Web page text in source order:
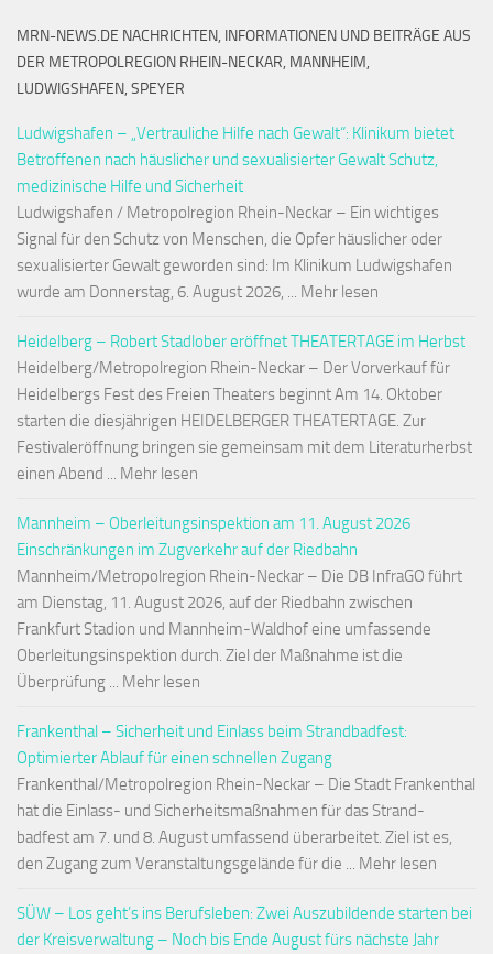
MRN-NEWS.DE NACHRICHTEN, INFORMATIONEN UND BEITRÄGE AUS
DER METROPOLREGION RHEIN-NECKAR, MANNHEIM,
LUDWIGSHAFEN, SPEYER
Ludwigshafen – „Vertrauliche Hilfe nach Gewalt“: Klinikum bietet
Betroffenen nach häuslicher und sexualisierter Gewalt Schutz,
medizinische Hilfe und Sicherheit
Ludwigshafen / Metropolregion Rhein-Neckar – Ein wichtiges
Signal für den Schutz von Menschen, die Opfer häuslicher oder
sexualisierter Gewalt geworden sind: Im Klinikum Ludwigshafen
wurde am Donnerstag, 6. August 2026, ... Mehr lesen
Heidelberg – Robert Stadlober eröffnet THEATERTAGE im Herbst
Heidelberg/Metropolregion Rhein-Neckar – Der Vorverkauf für
Heidelbergs Fest des Freien Theaters beginnt Am 14. Oktober
starten die diesjährigen HEIDELBERGER THEATERTAGE. Zur
Festivaleröffnung bringen sie gemeinsam mit dem Literaturherbst
einen Abend ... Mehr lesen
Mannheim – Oberleitungsinspektion am 11. August 2026
Einschränkungen im Zugverkehr auf der Riedbahn
Mannheim/Metropolregion Rhein-Neckar – Die DB InfraGO führt
am Dienstag, 11. August 2026, auf der Riedbahn zwischen
Frankfurt Stadion und Mannheim-Waldhof eine umfassende
Oberleitungsinspektion durch. Ziel der Maßnahme ist die
Überprüfung ... Mehr lesen
Frankenthal – Sicherheit und Einlass beim Strandbadfest:
Optimierter Ablauf für einen schnellen Zugang
Frankenthal/Metropolregion Rhein-Neckar – Die Stadt Frankenthal
hat die Einlass- und Sicherheitsmaßnahmen für das Strand-
badfest am 7. und 8. August umfassend überarbeitet. Ziel ist es,
den Zugang zum Veranstaltungsgelände für die ... Mehr lesen
SÜW – Los geht’s ins Berufsleben: Zwei Auszubildende starten bei
der Kreisverwaltung – Noch bis Ende August fürs nächste Jahr